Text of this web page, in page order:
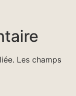
Les champs